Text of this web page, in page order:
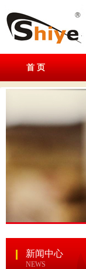
首 页
新闻中心
NEWS